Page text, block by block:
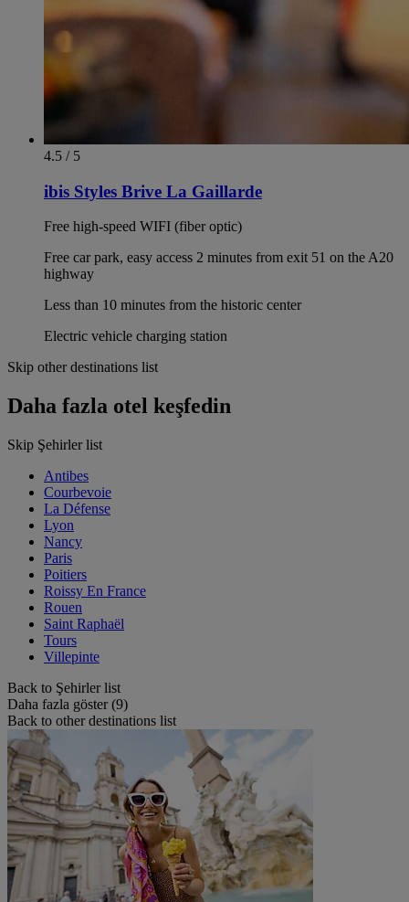
4.5 / 5
ibis Styles Brive La Gaillarde
Free high-speed WIFI (fiber optic)
Free car park, easy access 2 minutes from exit 51 on the A20
highway
Less than 10 minutes from the historic center
Electric vehicle charging station
Skip other destinations list
Daha fazla otel keşfedin
Skip Şehirler list
Antibes
Courbevoie
La Défense
Lyon
Nancy
Paris
Poitiers
Roissy En France
Rouen
Saint Raphaël
Tours
Villepinte
Back to Şehirler list
Daha fazla göster (9)
Back to other destinations list